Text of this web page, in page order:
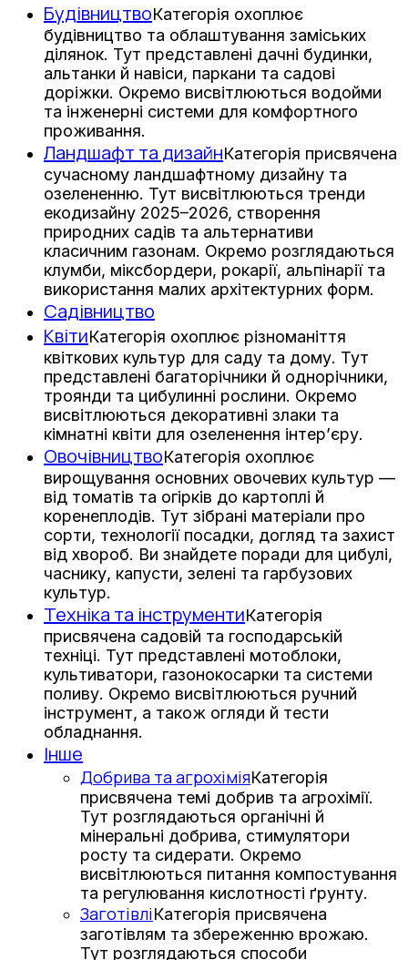
БудівництвоКатегорія охоплює
будівництво та облаштування заміських
ділянок. Тут представлені дачні будинки,
альтанки й навіси, паркани та садові
доріжки. Окремо висвітлюються водойми
та інженерні системи для комфортного
проживання.
Ландшафт та дизайнКатегорія присвячена
сучасному ландшафтному дизайну та
озелененню. Тут висвітлюються тренди
екодизайну 2025–2026, створення
природних садів та альтернативи
класичним газонам. Окремо розглядаються
клумби, міксбордери, рокарії, альпінарії та
використання малих архітектурних форм.
Садівництво
КвітиКатегорія охоплює різноманіття
квіткових культур для саду та дому. Тут
представлені багаторічники й однорічники,
троянди та цибулинні рослини. Окремо
висвітлюються декоративні злаки та
кімнатні квіти для озеленення інтер’єру.
ОвочівництвоКатегорія охоплює
вирощування основних овочевих культур —
від томатів та огірків до картоплі й
коренеплодів. Тут зібрані матеріали про
сорти, технології посадки, догляд та захист
від хвороб. Ви знайдете поради для цибулі,
часнику, капусти, зелені та гарбузових
культур.
Техніка та інструментиКатегорія
присвячена садовій та господарській
техніці. Тут представлені мотоблоки,
культиватори, газонокосарки та системи
поливу. Окремо висвітлюються ручний
інструмент, а також огляди й тести
обладнання.
Інше
Добрива та агрохіміяКатегорія
присвячена темі добрив та агрохімії.
Тут розглядаються органічні й
мінеральні добрива, стимулятори
росту та сидерати. Окремо
висвітлюються питання компостування
та регулювання кислотності ґрунту.
ЗаготівліКатегорія присвячена
заготівлям та збереженню врожаю.
Тут розглядаються способи